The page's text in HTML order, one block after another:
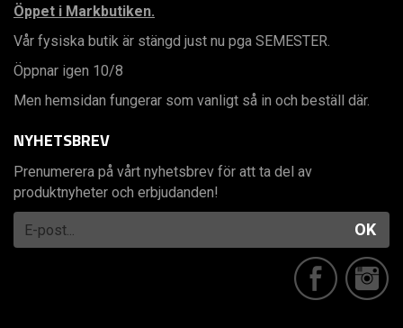
Öppet i Markbutiken.
Vår fysiska butik är stängd just nu pga SEMESTER.
Öppnar igen 10/8
Men hemsidan fungerar som vanligt så in och beställ där.
NYHETSBREV
Prenumerera på vårt nyhetsbrev för att ta del av
produktnyheter och erbjudanden!
OK